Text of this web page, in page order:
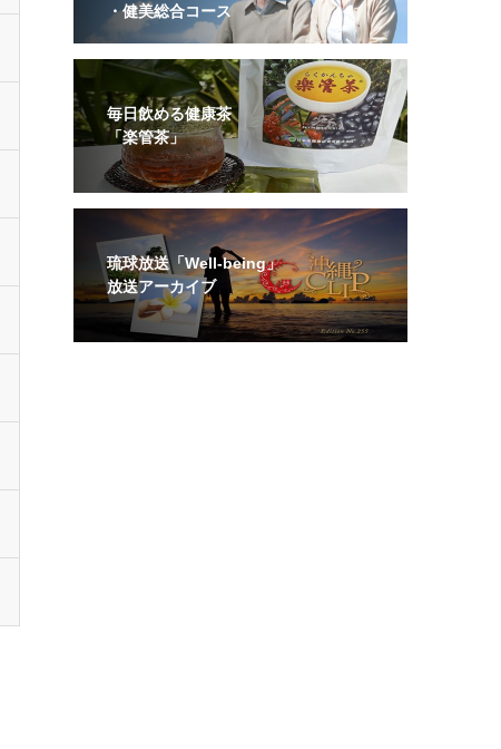
・健美総合コース
毎日飲める健康茶
「楽管茶」
琉球放送「Well-being」
放送アーカイブ